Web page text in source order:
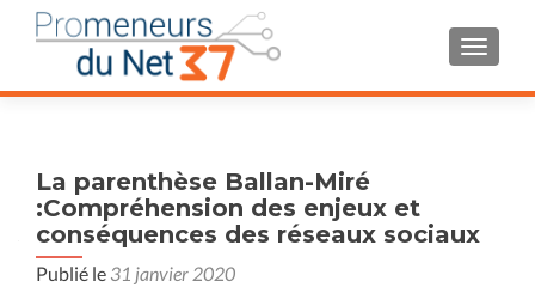
La parenthèse Ballan-Miré
:Compréhension des enjeux et
conséquences des réseaux sociaux
Publié le 31 janvier 2020